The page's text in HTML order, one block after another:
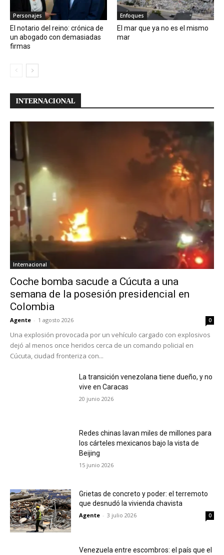
Personajes
El notario del reino: crónica de
un abogado con demasiadas
firmas
Enfoques
El mar que ya no es el mismo
mar
INTERNACIONAL
Internacional
Coche bomba sacude a Cúcuta a una
semana de la posesión presidencial en
Colombia
Agente - 1 agosto 2026 0
Una explosión provocada por un vehículo cargado con explosivos
dejó al menos once heridos cerca de un comando policial en
Cúcuta, ciudad fronteriza con...
La transición venezolana tiene dueño, y no
vive en Caracas
20 junio 2026
Redes chinas lavan miles de millones para
los cárteles mexicanos bajo la vista de
Beijing
15 junio 2026
Grietas de concreto y poder: el terremoto
que desnudó la vivienda chavista
Agente - 3 julio 2026 0
Venezuela entre escombros: el país que el